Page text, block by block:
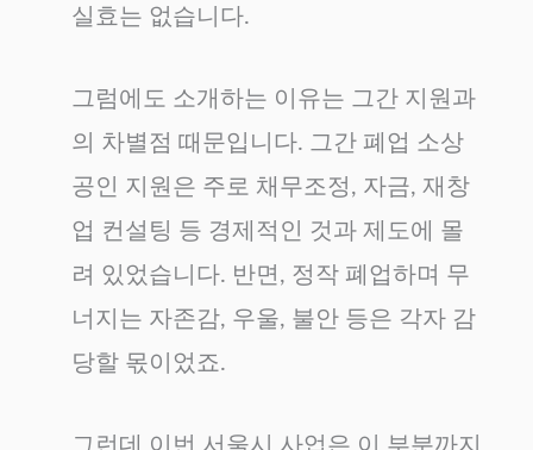
실효는 없습니다.
그럼에도 소개하는 이유는 그간 지원과
의 차별점 때문입니다. 그간 폐업 소상
공인 지원은 주로 채무조정, 자금, 재창
업 컨설팅 등 경제적인 것과 제도에 몰
려 있었습니다. 반면, 정작 폐업하며 무
너지는 자존감, 우울, 불안 등은 각자 감
당할 몫이었죠.
그런데 이번 서울시 사업은 이 부분까지